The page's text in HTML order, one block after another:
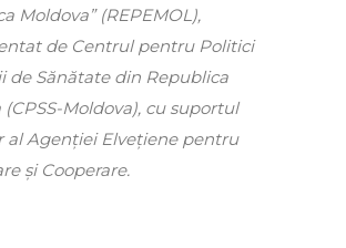
Moldova” (REPEMOL),
de Centrul pentru Politici
de Sănătate din Republica
(CPSS-Moldova), cu suportul
al Agenției Elvețiene pentru
și Cooperare.